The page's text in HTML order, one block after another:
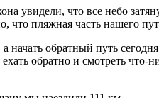
увидели, что все небо
пляжная часть нашего
начать обратный путь
обратно и смотреть что-